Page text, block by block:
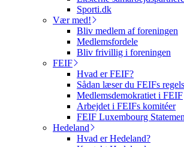
Sporti.dk
Vær med!
Bliv medlem af foreningen
Medlemsfordele
Bliv frivillig i foreningen
FEIF
Hvad er FEIF?
Sådan læser du FEIFs
Medlemsdemokratiet i FEIF
Arbejdet i FEIFs komitéer
FEIF Luxembourg
Hedeland
Hvad er Hedeland?